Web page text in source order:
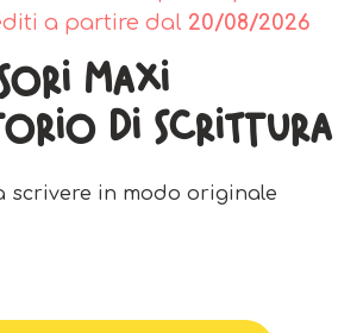
a partire dal 20/08/2026
Maxi
Di Scrittura
scrivere in modo originale